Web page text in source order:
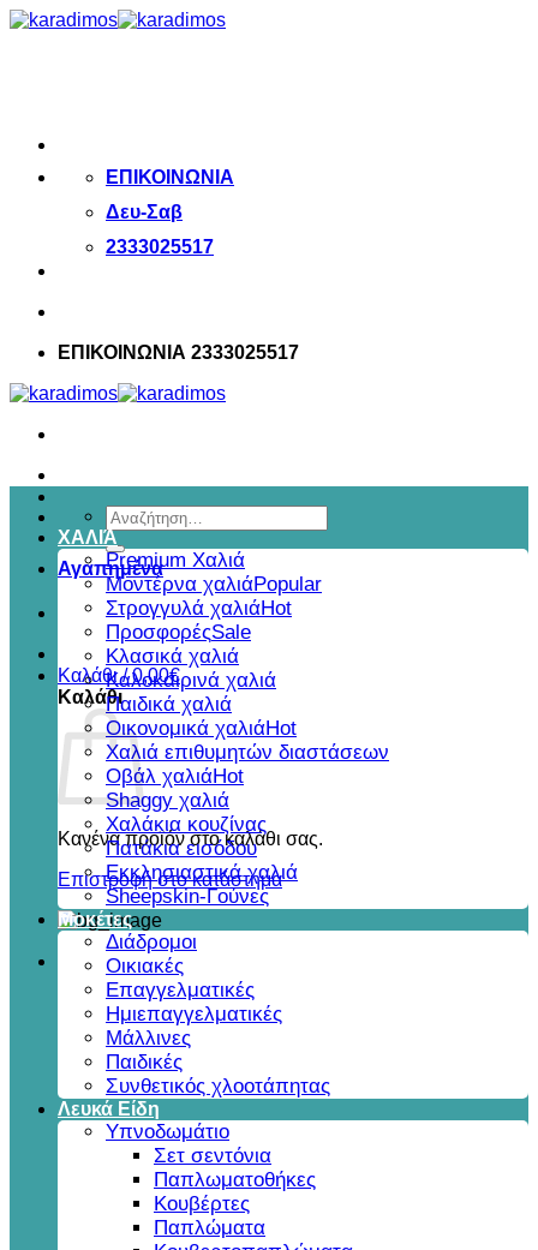
Μετάβαση
ΕΠΙΚΟΙΝΩΝΙΑ
Δευ-Σαβ
2333025517
ΕΠΙΚΟΙΝΩΝΙΑ 2333025517
Αναζήτηση
για:
Αγαπημένα
Καλάθι /0,00€
Καλάθι
Κανένα προϊόν στο καλάθι σας.
Επιστροφή στο κατάστημα
ΧΑΛΙΆ
Premium Χαλιά
Μοντέρνα χαλιά
Στρογγυλά χαλιά
Προσφορές
Κλασικά χαλιά
Καλοκαιρινά χαλιά
Παιδικά χαλιά
Οικονομικά χαλιά
Χαλιά επιθυμητών διαστάσεων
Οβάλ χαλιά
Shaggy χαλιά
Χαλάκια κουζίνας
Πατάκια εισόδου
Εκκλησιαστικά χαλιά
Sheepskin-Γούνες
Μοκέτες
Διάδρομοι
Οικιακές
Επαγγελματικές
Ημιεπαγγελματικές
Μάλλινες
Παιδικές
Συνθετικός χλοοτάπητας
Λευκά Είδη
Υπνοδωμάτιο
Σετ σεντόνια
Παπλωματοθήκες
Κουβέρτες
Παπλώματα